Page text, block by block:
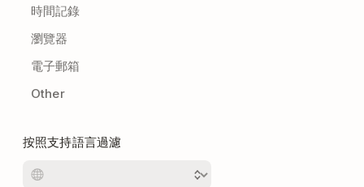
時間記錄
瀏覽器
電子郵箱
Other
按照支持語言過濾